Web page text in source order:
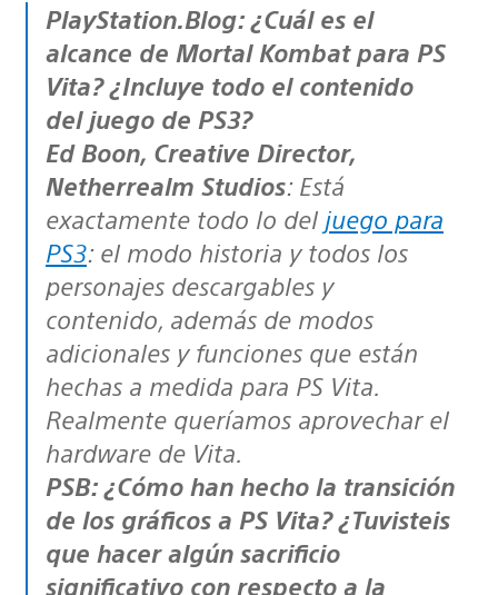
PlayStation.Blog: ¿Cuál es el
alcance de Mortal Kombat para PS
Vita? ¿Incluye todo el contenido
del juego de PS3?
Ed Boon, Creative Director,
Netherrealm Studios: Está
exactamente todo lo del juego para
PS3: el modo historia y todos los
personajes descargables y
contenido, además de modos
adicionales y funciones que están
hechas a medida para PS Vita.
Realmente queríamos aprovechar el
hardware de Vita.
PSB: ¿Cómo han hecho la transición
de los gráficos a PS Vita? ¿Tuvisteis
que hacer algún sacrificio
significativo con respecto a la